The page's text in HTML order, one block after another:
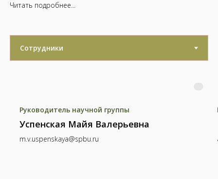
Читать подробнее...
Руководитель научной группы
Успенская Майя Валерьевна
m.v.uspenskaya@spbu.ru